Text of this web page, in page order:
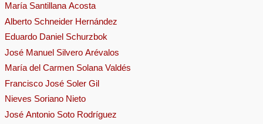
María Santillana Acosta
Alberto Schneider Hernández
Eduardo Daniel Schurzbok
José Manuel Silvero Arévalos
María del Carmen Solana Valdés
Francisco José Soler Gil
Nieves Soriano Nieto
José Antonio Soto Rodríguez